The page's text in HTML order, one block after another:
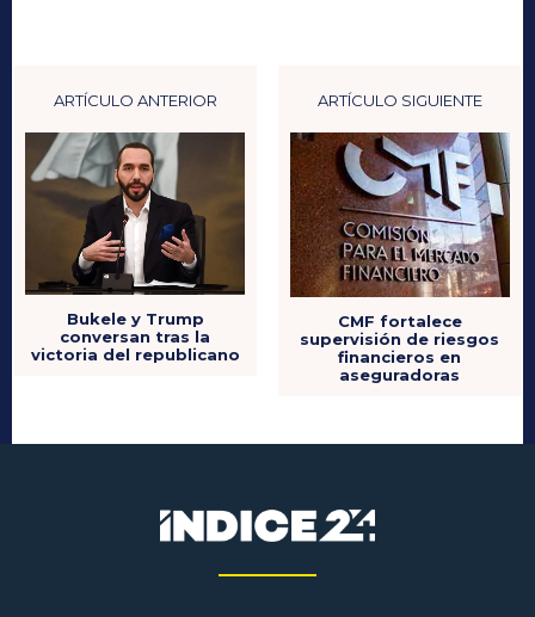
ARTÍCULO ANTERIOR
Bukele y Trump
conversan tras la
victoria del republicano
ARTÍCULO SIGUIENTE
CMF fortalece
supervisión de riesgos
financieros en
aseguradoras